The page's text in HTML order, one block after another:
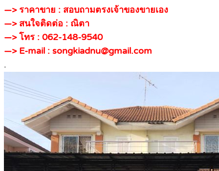
—> ราคาขาย : สอบถามตรงเจ้าของขายเอง
—> สนใจติดต่อ : ณิตา
—> โทร : 062-148-9540
—> E-mail : songkiadnu@gmail.com
.